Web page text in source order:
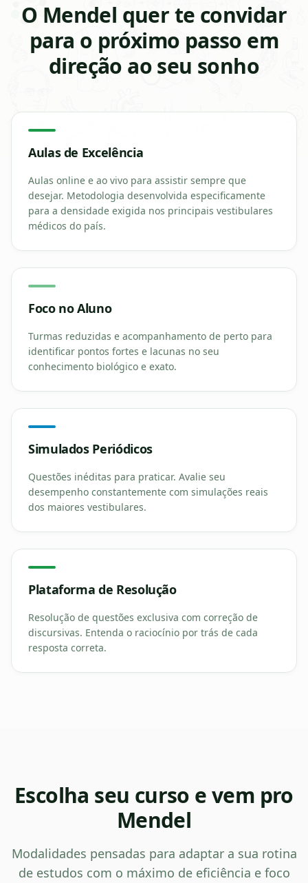
O Mendel quer te convidar
para o próximo passo em
direção ao seu sonho
Aulas de Excelência
Aulas online e ao vivo para assistir sempre que
desejar. Metodologia desenvolvida especificamente
para a densidade exigida nos principais vestibulares
médicos do país.
Foco no Aluno
Turmas reduzidas e acompanhamento de perto para
identificar pontos fortes e lacunas no seu
conhecimento biológico e exato.
Simulados Periódicos
Questões inéditas para praticar. Avalie seu
desempenho constantemente com simulações reais
dos maiores vestibulares.
Plataforma de Resolução
Resolução de questões exclusiva com correção de
discursivas. Entenda o raciocínio por trás de cada
resposta correta.
Escolha seu curso e vem pro
Mendel
Modalidades pensadas para adaptar a sua rotina
de estudos com o máximo de eficiência e foco